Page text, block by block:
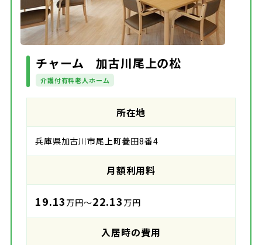
チャーム 加古川尾上の松
介護付有料老人ホーム
所在地
兵庫県加古川市尾上町養田8番4
月額利用料
19.13 万円～22.13 万円
入居時の費用